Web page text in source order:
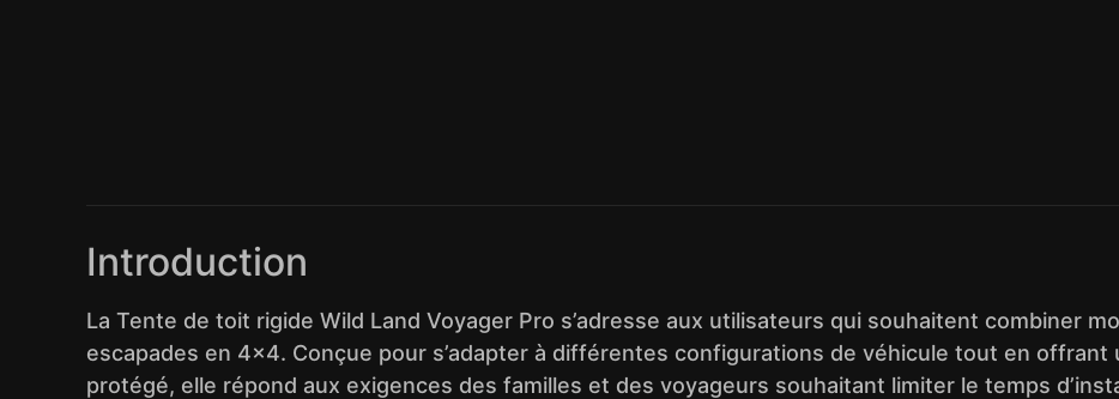
Introduction
La Tente de toit rigide Wild Land Voyager Pro s’adresse aux utilisateurs qui souhaitent combiner
escapades en 4×4. Conçue pour s’adapter à différentes configurations de véhicule tout en offrant
protégé, elle répond aux exigences des familles et des voyageurs souhaitant limiter le temps